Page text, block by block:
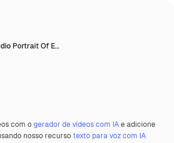
Portrait Of E…
com ogerador de vídeos com IAe adicione
nosso recursotexto para voz com IA